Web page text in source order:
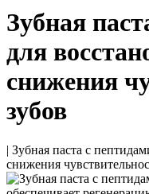
Зубная
для
снижения
зубов
| Зубная паста с
снижения